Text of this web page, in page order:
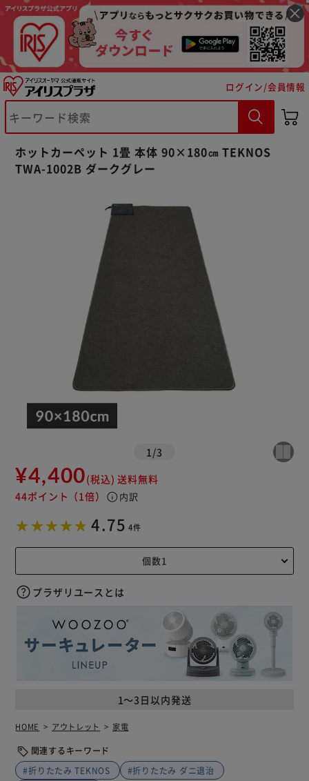
ログイン/会員情報
ホットカーペット 1畳 本体 90×180㎝ TEKNOS
TWA-1002B ダークグレー
1 /3
¥4,400(税込) 送料無料
44ポイント （1倍） info 内訳
4.75 4件
1～3日以内発送
プラザリユースとは
HOME アウトレット 家電
関連するキーワード
#折りたたみ TEKNOS
#折りたたみ ダニ退治
※ご確認ください
カートに入れる